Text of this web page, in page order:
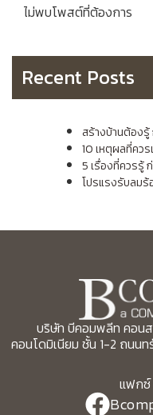
ไม่พบโพสต์ที่ต้องการ
Recent Posts
สร้างบ้านต้องรู้
10 เหตุผลที่คว
5 เรื่องที่ควรรู้
โปรแรงรับลม
บริษัท บีคอมพลีท คอน
คอนโดมิเนียม ชั้น 1-2 ถนน
แฟก